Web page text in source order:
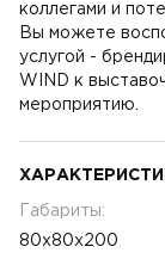
коллегами и
Вы можете
услугой -
WIND к
мероприятию.
Габариты:
80x80x200